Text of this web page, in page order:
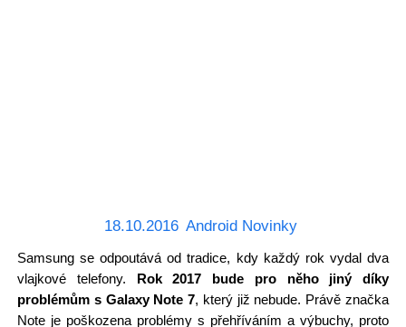
18.10.2016 Android Novinky
Samsung se odpoutává od tradice, kdy každý rok vydal dva
vlajkové telefony. Rok 2017 bude pro něho jiný díky
problémům s Galaxy Note 7, který již nebude. Právě značka
Note je poškozena problémy s přehříváním a výbuchy, proto